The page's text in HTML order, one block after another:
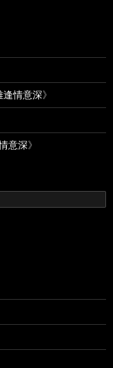
逢情意深》
意深》